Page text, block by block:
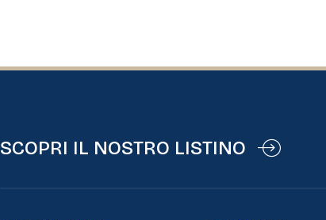
SCOPRI IL NOSTRO LISTINO